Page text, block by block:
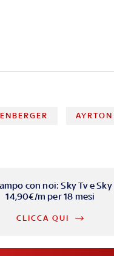
con noi: Sky Tv e Sky
14,90€/m per 18 mesi
CLICCA QUI